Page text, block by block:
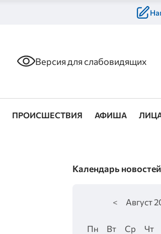
Версия для слабовидящих
ПРОИСШЕСТВИЯ АФИША
Календарь новостей
< Август
Пн Вт Ср Чт